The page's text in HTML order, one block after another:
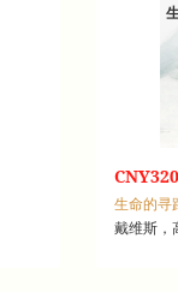
戴维斯，